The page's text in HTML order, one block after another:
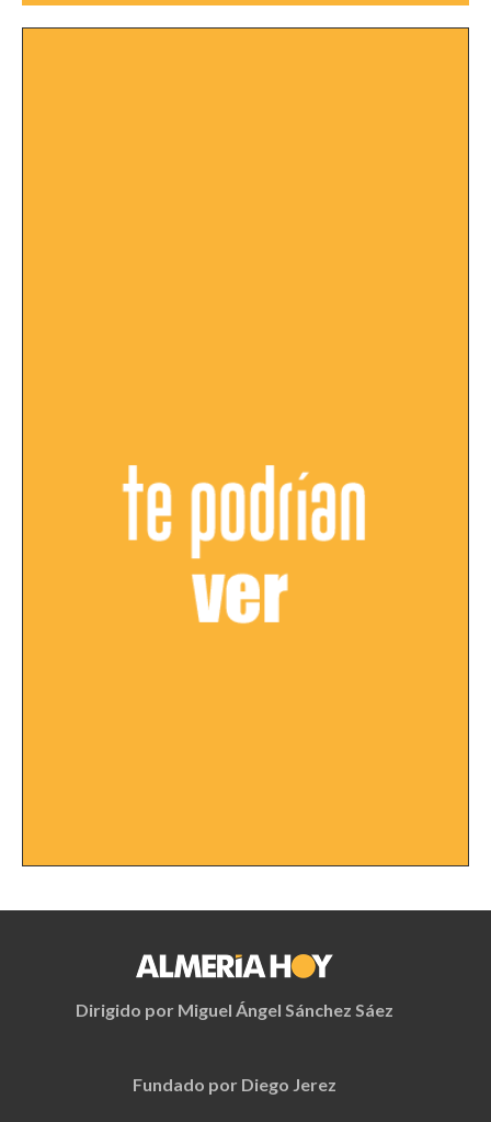
Dirigido por Miguel Ángel Sánchez Sáez
Fundado por Diego Jerez